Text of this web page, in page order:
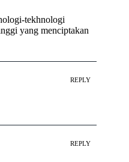
tekhnologi
yang menciptakan
REPLY
REPLY